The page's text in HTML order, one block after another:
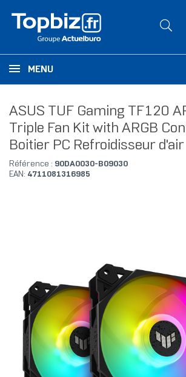
MENU
ASUS TUF Gaming TF120
Triple Fan Kit with ARGB
Boitier PC Refroidisseur
Référence : 90DA0030-B09030
EAN: 4711081316985